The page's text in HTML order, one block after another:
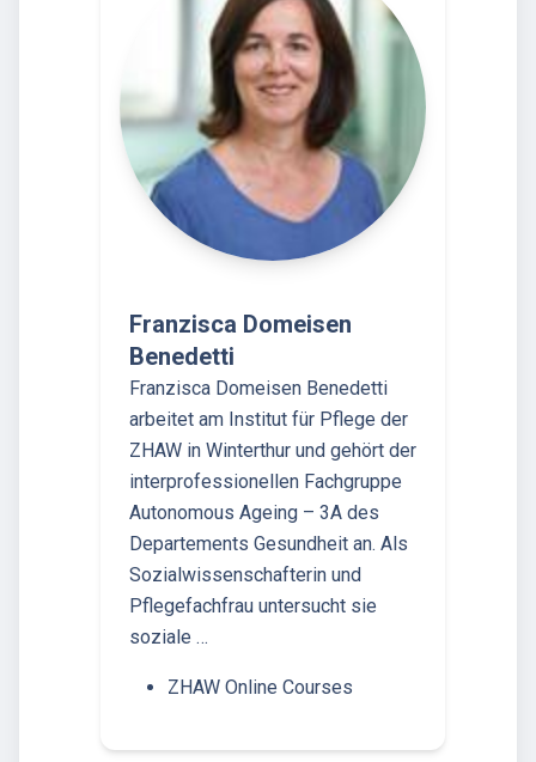
Franzisca Domeisen
Benedetti
Franzisca Domeisen Benedetti
arbeitet am Institut für Pflege der
ZHAW in Winterthur und gehört der
interprofessionellen Fachgruppe
Autonomous Ageing – 3A des
Departements Gesundheit an. Als
Sozialwissenschafterin und
Pflegefachfrau untersucht sie
soziale …
ZHAW Online Courses